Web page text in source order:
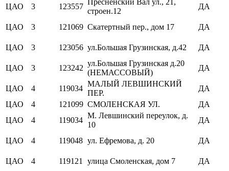
ЦАО 3 123557
строен.12
ДА
ЦАО 3 121069 Скатертный пер., дом 17 ДА
ЦАО 3 123056 ул.Большая Грузинская, д.42 ДА
ЦАО 3 123242
ул.Большая Грузинская д.20
(НЕМАССОВЫЙ)
ДА
ЦАО 4 119034
МАЛЫЙ ЛЕВШИНСКИЙ
ПЕР.
ДА
ЦАО
4 121099 СМОЛЕНСКАЯ УЛ.
ДА
ЦАО
4 119034
М. Левшинский переулок, д.
10
ДА
ЦАО 4 119048 ул. Ефремова, д. 20 ДА
ЦАО 4 119121 улица Смоленская, дом 7 ДА